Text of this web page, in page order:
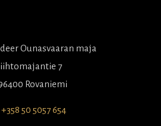
Ounasvaaran maja
7
Rovaniemi
+358 50 5057 654